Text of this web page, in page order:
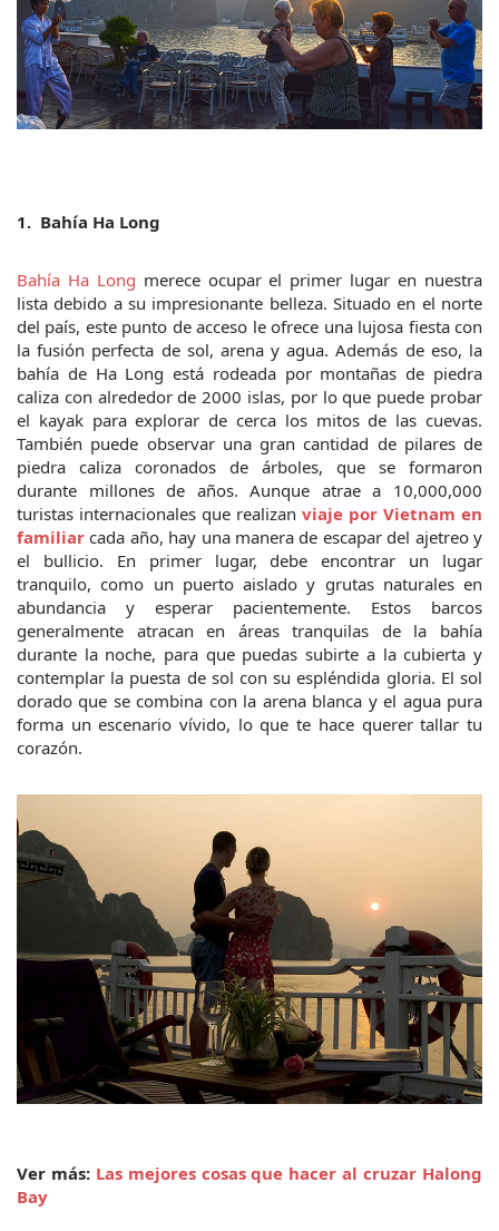
1. Bahía Ha Long
Bahía Ha Long merece ocupar el primer lugar en nuestra
lista debido a su impresionante belleza. Situado en el norte
del país, este punto de acceso le ofrece una lujosa fiesta con
la fusión perfecta de sol, arena y agua. Además de eso, la
bahía de Ha Long está rodeada por montañas de piedra
caliza con alrededor de 2000 islas, por lo que puede probar
el kayak para explorar de cerca los mitos de las cuevas.
También puede observar una gran cantidad de pilares de
piedra caliza coronados de árboles, que se formaron
durante millones de años. Aunque atrae a 10,000,000
turistas internacionales que realizan viaje por Vietnam en
familiar cada año, hay una manera de escapar del ajetreo y
el bullicio. En primer lugar, debe encontrar un lugar
tranquilo, como un puerto aislado y grutas naturales en
abundancia y esperar pacientemente. Estos barcos
generalmente atracan en áreas tranquilas de la bahía
durante la noche, para que puedas subirte a la cubierta y
contemplar la puesta de sol con su espléndida gloria. El sol
dorado que se combina con la arena blanca y el agua pura
forma un escenario vívido, lo que te hace querer tallar tu
corazón.
Ver más: Las mejores cosas que hacer al cruzar Halong
Bay